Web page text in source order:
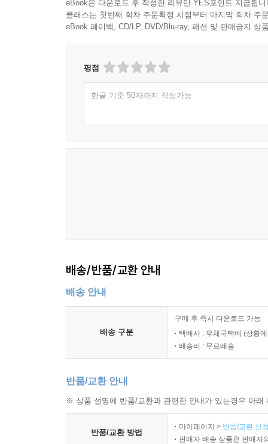
eBook은 다운로드 후 작성한 리뷰만 YES포인트 지급됩니
클래스는 첫번째 회차 주문확정 시점부터 마지막 회차 주
eBook 페이백, CD/LP, DVD/Blu-ray, 패션 및 판매금지 상
평점
한글 기준 50자까지 작성가능
배송/반품/교환 안내
배송 안내
배송 구분
구매 후 즉시 다운로드 가능
택배사 : 우체국택배 (상황
배송비 : 무료배송
반품/교환 안내
※ 상품 설명에 반품/교환과 관련한 안내가 있는경우 아
반품/교환 방법
마이페이지 > 반품/교환 신
판매자 배송 상품은 판매자